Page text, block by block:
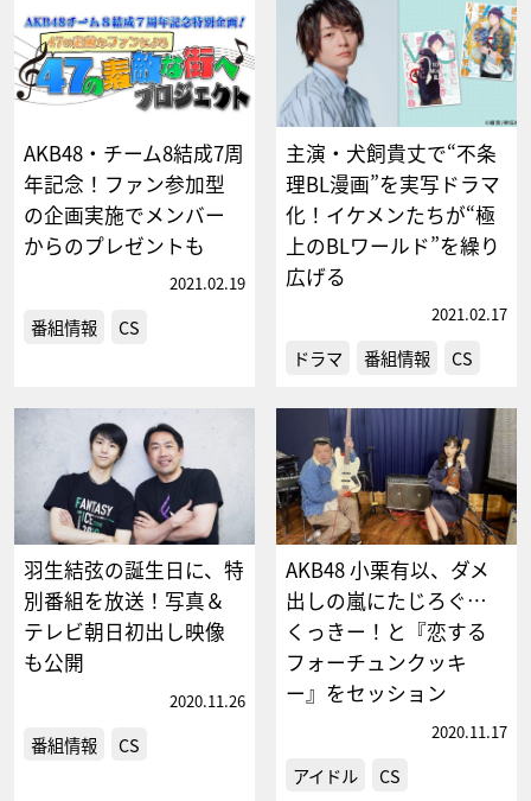
AKB48・チーム8結成7周
年記念！ファン参加型
の企画実施でメンバー
からのプレゼントも
2021.02.19
番組情報 CS
主演・犬飼貴丈で“不条
理BL漫画”を実写ドラマ
化！イケメンたちが“極
上のBLワールド”を繰り
広げる
2021.02.17
ドラマ 番組情報 CS
羽生結弦の誕生日に、特
別番組を放送！写真＆
テレビ朝日初出し映像
も公開
2020.11.26
番組情報 CS
AKB48 小栗有以、ダメ
出しの嵐にたじろぐ…
くっきー！と『恋する
フォーチュンクッキ
ー』をセッション
2020.11.17
アイドル CS